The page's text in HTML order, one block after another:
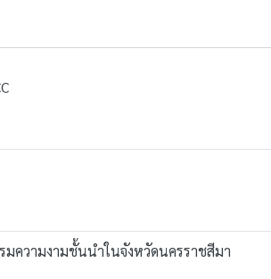
มความงามชั้นนำในจังหวัดนครราชสีมา